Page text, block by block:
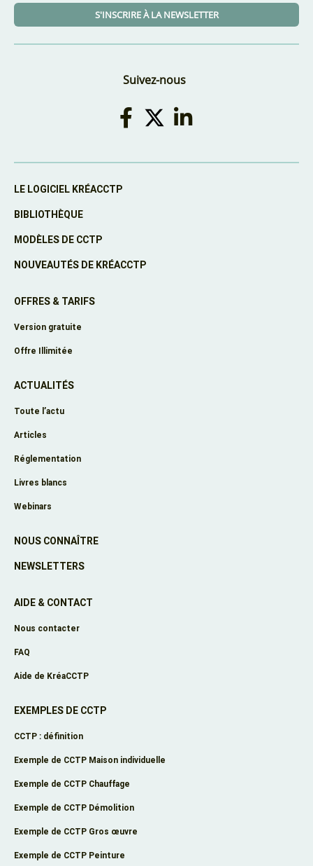
S'INSCRIRE À LA NEWSLETTER
Suivez-nous
LE LOGICIEL KRÉACCTP
BIBLIOTHÈQUE
MODÈLES DE CCTP
NOUVEAUTÉS DE KRÉACCTP
OFFRES & TARIFS
Version gratuite
Offre Illimitée
ACTUALITÉS
Toute l’actu
Articles
Réglementation
Livres blancs
Webinars
NOUS CONNAÎTRE
NEWSLETTERS
AIDE & CONTACT
Nous contacter
FAQ
Aide de KréaCCTP
EXEMPLES DE CCTP
CCTP : définition
Exemple de CCTP Maison individuelle
Exemple de CCTP Chauffage
Exemple de CCTP Démolition
Exemple de CCTP Gros œuvre
Exemple de CCTP Peinture